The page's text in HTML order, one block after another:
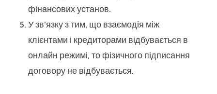
фінансових установ.
У зв’язку з тим, що взаємодія між
клієнтами і кредиторами відбувається в
онлайн режимі, то фізичного підписання
договору не відбувається.